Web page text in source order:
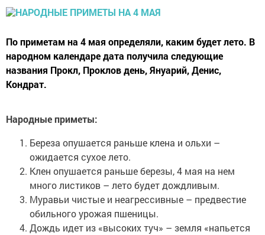
По приметам на 4 мая определяли, каким будет лето. В
народном календаре дата получила следующие
названия Прокл, Проклов день, Януарий, Денис,
Кондрат.
Народные приметы:
Береза опушается раньше клена и ольхи –
ожидается сухое лето.
Клен опушается раньше березы, 4 мая на нем
много листиков – лето будет дождливым.
Муравьи чистые и неагрессивные – предвестие
обильного урожая пшеницы.
Дождь идет из «высоких туч» – земля «напьется